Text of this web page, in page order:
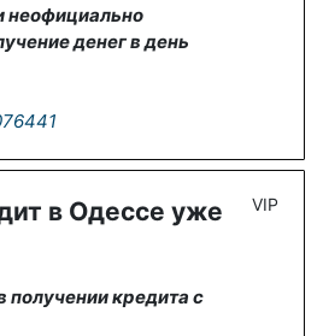
неофициально
денег в день
в Одессе уже
кредита с
VIP